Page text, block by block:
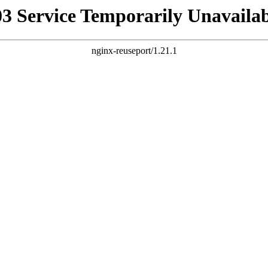
Service Temporarily
nginx-reuseport/1.21.1